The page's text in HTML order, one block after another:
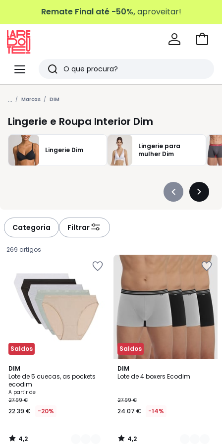
Remate Final até -50%,aproveitar!
Menu
Redoute
Pesquisar
Últimos
artigos
vistos
Ir
... Marcas DIM
Lingerie e Roupa Interior Dim
Lingerie Dim
Lingerie para
mulher Dim
Précédent
Categoria Filtrar
269 artigos
Saldos
DIM
Lote de 5 cuecas, as pockets
ecodim
Preço
a
partir
22.39
A partir de
27.99 €
22.39 € -20%
4,2
/ 5
2
Cores
4,2
/
Saldos
DIM
Lote de 4 boxers Ecodim
27.99 €
24.07 € -14%
4,2
/ 5
2
Cores
4,2
/